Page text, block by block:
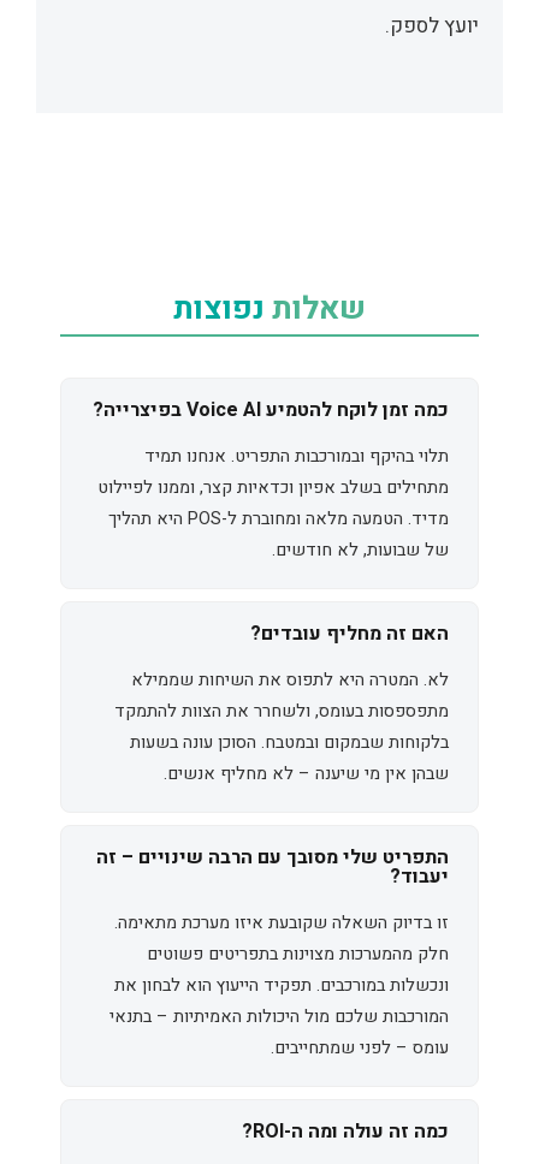
יועץ לספק.
שאלות נפוצות
כמה זמן לוקח להטמיע Voice AI בפיצרייה?
תלוי בהיקף ובמורכבות התפריט. אנחנו תמיד
מתחילים בשלב אפיון וכדאיות קצר, וממנו לפיילוט
מדיד. הטמעה מלאה ומחוברת ל-POS היא תהליך
של שבועות, לא חודשים.
האם זה מחליף עובדים?
לא. המטרה היא לתפוס את השיחות שממילא
מתפספסות בעומס, ולשחרר את הצוות להתמקד
בלקוחות שבמקום ובמטבח. הסוכן עונה בשעות
שבהן אין מי שיענה – לא מחליף אנשים.
התפריט שלי מסובך עם הרבה שינויים – זה
יעבוד?
זו בדיוק השאלה שקובעת איזו מערכת מתאימה.
חלק מהמערכות מצוינות בתפריטים פשוטים
ונכשלות במורכבים. תפקיד הייעוץ הוא לבחון את
המורכבות שלכם מול היכולות האמיתיות – בתנאי
עומס – לפני שמתחייבים.
כמה זה עולה ומה ה-ROI?